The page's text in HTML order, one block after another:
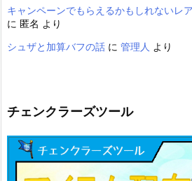
キャンペーンでもらえるかもしれないレ
に 匿名 より
シュザと加算バフの話 に 管理人 より
チェンクラーズツール